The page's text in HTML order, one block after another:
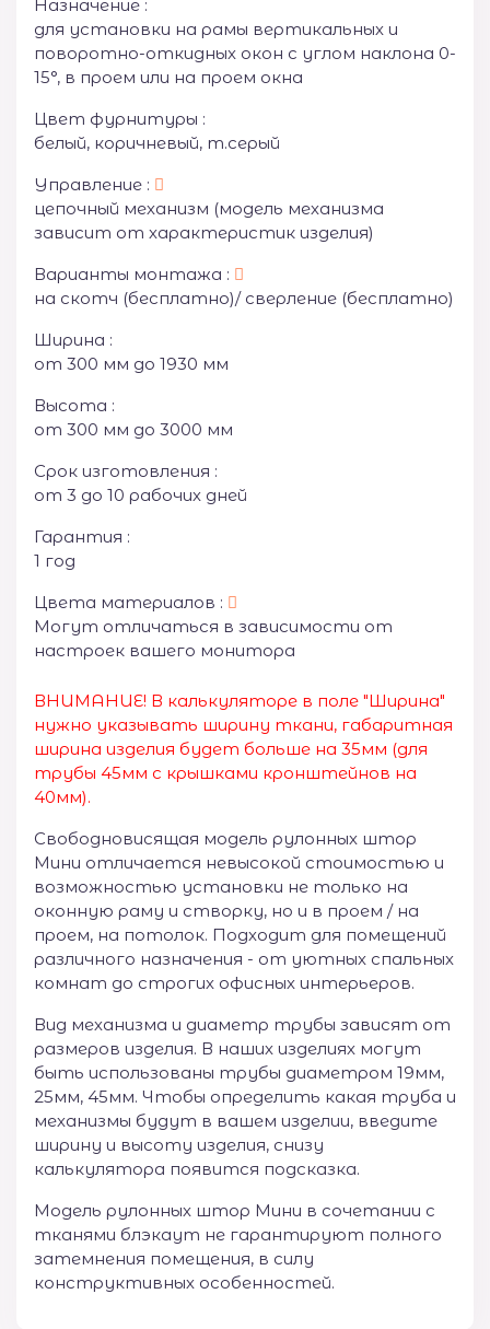
Назначение :
для установки на рамы вертикальных и
поворотно-откидных окон с углом наклона 0-
15°, в проем или на проем окна
Цвет фурнитуры :
белый, коричневый, т.серый
Управление :
цепочный механизм (модель механизма
зависит от характеристик изделия)
Варианты монтажа :
на скотч (бесплатно)/ сверление (бесплатно)
Ширина :
от 300 мм до 1930 мм
Высота :
от 300 мм до 3000 мм
Срок изготовления :
от 3 до 10 рабочих дней
Гарантия :
1 год
Цвета материалов :
Могут отличаться в зависимости от
настроек вашего монитора
ВНИМАНИЕ! В калькуляторе в поле "Ширина"
нужно указывать ширину ткани, габаритная
ширина изделия будет больше на 35мм (для
трубы 45мм с крышками кронштейнов на
40мм).
Свободновисящая модель рулонных штор
Мини отличается невысокой стоимостью и
возможностью установки не только на
оконную раму и створку, но и в проем / на
проем, на потолок. Подходит для помещений
различного назначения - от уютных спальных
комнат до строгих офисных интерьеров.
Вид механизма и диаметр трубы зависят от
размеров изделия. В наших изделиях могут
быть использованы трубы диаметром 19мм,
25мм, 45мм. Чтобы определить какая труба и
механизмы будут в вашем изделии, введите
ширину и высоту изделия, снизу
калькулятора появится подсказка.
Модель рулонных штор Мини в сочетании с
тканями блэкаут не гарантируют полного
затемнения помещения, в силу
конструктивных особенностей.